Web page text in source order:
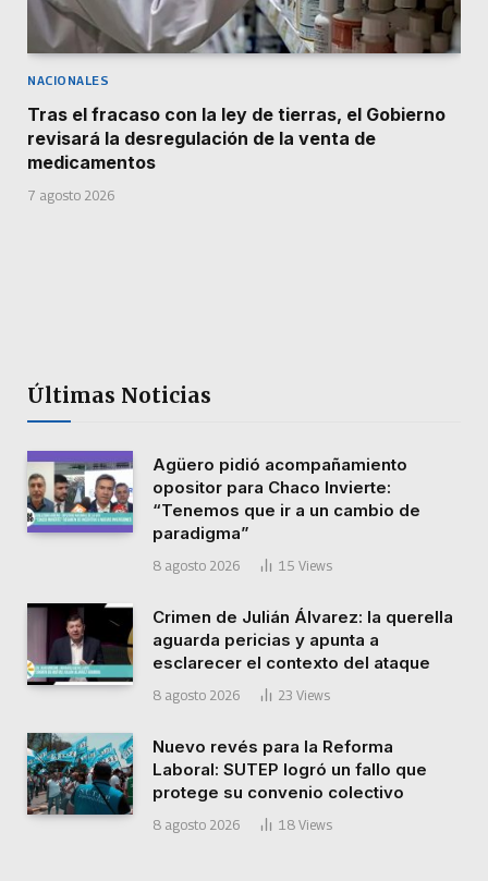
NACIONALES
Tras el fracaso con la ley de tierras, el Gobierno
revisará la desregulación de la venta de
medicamentos
7 agosto 2026
Últimas Noticias
Agüero pidió acompañamiento
opositor para Chaco Invierte:
“Tenemos que ir a un cambio de
paradigma”
8 agosto 2026 15 Views
Crimen de Julián Álvarez: la querella
aguarda pericias y apunta a
esclarecer el contexto del ataque
8 agosto 2026 23 Views
Nuevo revés para la Reforma
Laboral: SUTEP logró un fallo que
protege su convenio colectivo
8 agosto 2026 18 Views